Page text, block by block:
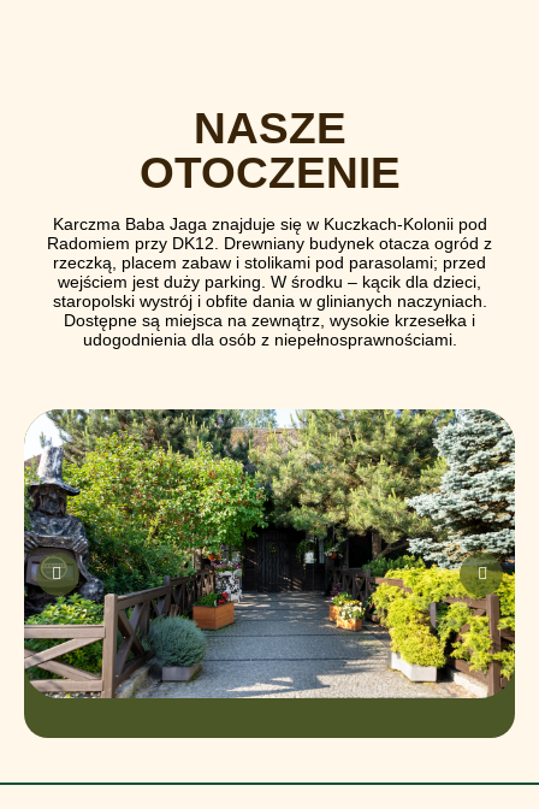
NASZE
OTOCZENIE
Karczma Baba Jaga znajduje się w Kuczkach-Kolonii pod
Radomiem przy DK12. Drewniany budynek otacza ogród z
rzeczką, placem zabaw i stolikami pod parasolami; przed
wejściem jest duży parking. W środku – kącik dla dzieci,
staropolski wystrój i obfite dania w glinianych naczyniach.
Dostępne są miejsca na zewnątrz, wysokie krzesełka i
udogodnienia dla osób z niepełnosprawnościami.